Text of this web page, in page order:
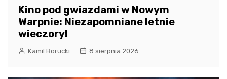
Kino pod gwiazdami w Nowym
Warpnie: Niezapomniane letnie
wieczory!
Kamil Borucki 8 sierpnia 2026